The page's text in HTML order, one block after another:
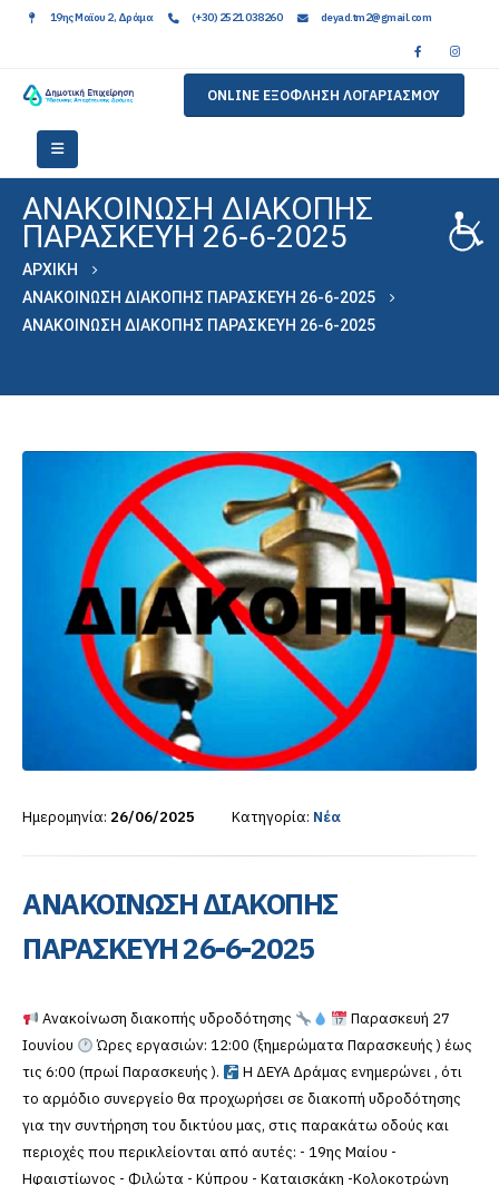
19ης Μαϊου 2, Δράμα (+30) 2521 038260 deyad.tm2@gmail.com
ONLINE ΕΞΟΦΛΗΣΗ ΛΟΓΑΡΙΑΣΜΟΥ
ΑΝΑΚΟΙΝΩΣΗ ΔΙΑΚΟΠΗΣ
ΠΑΡΑΣΚΕΥΗ 26-6-2025
ΑΡΧΙΚΉ
ΑΝΑΚΟΙΝΩΣΗ ΔΙΑΚΟΠΗΣ ΠΑΡΑΣΚΕΥΗ 26-6-2025
ΑΝΑΚΟΙΝΩΣΗ ΔΙΑΚΟΠΗΣ ΠΑΡΑΣΚΕΥΗ 26-6-2025
Ημερομηνία: 26/06/2025 Κατηγορία: Νέα
ΑΝΑΚΟΙΝΩΣΗ ΔΙΑΚΟΠΗΣ
ΠΑΡΑΣΚΕΥΗ 26-6-2025
Ανακοίνωση διακοπής υδροδότησης
Παρασκευή 27
Ιουνίου
Ώρες εργασιών: 12:00 (ξημερώματα Παρασκευής ) έως
τις 6:00 (πρωί Παρασκευής ).
Η ΔΕΥΑ Δράμας ενημερώνει , ότι
το αρμόδιο συνεργείο θα προχωρήσει σε διακοπή υδροδότησης
για την συντήρηση του δικτύου μας, στις παρακάτω οδούς και
περιοχές που περικλείονται από αυτές: - 19ης Μαίου -
Ηφαιστίωνος - Φιλώτα - Κύπρου - Καταισκάκη -Κολοκοτρώνη